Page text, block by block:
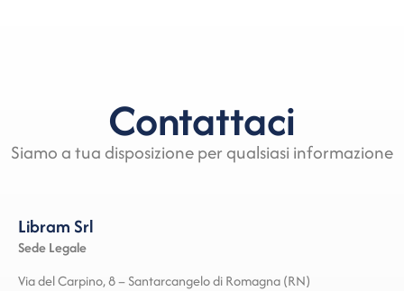
Contattaci
Siamo a tua disposizione per qualsiasi informazione
Libram Srl
Sede Legale
Via del Carpino, 8 – Santarcangelo di Romagna (RN)